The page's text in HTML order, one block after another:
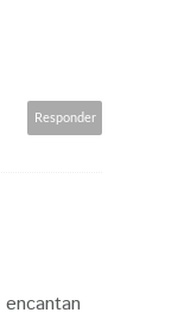
Responder